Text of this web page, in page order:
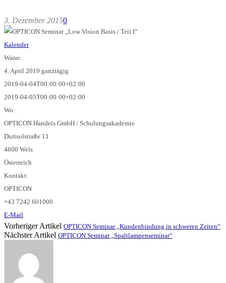
3. Dezember 20150
Kalender
Wann:
4. April 2019 ganztägig
2019-04-04T00:00:00+02:00
2019-04-05T00:00:00+02:00
Wo:
OPTICON Handels GmbH / Schulungsakademie
Durisolstraße 11
4600 Wels
Österreich
Kontakt:
OPTICON
+43 7242 601000
E-Mail
Vorheriger Artikel OPTICON Seminar „Kundenbindung in schweren Zeiten“
Nächster Artikel OPTICON Seminar „Spaltlampenseminar“